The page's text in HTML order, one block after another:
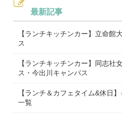
最新記事
【ランチキッチンカー】立命
ス
【ランチキッチンカー】同志
ス・今出川キャンパス
【ランチ＆カフェタイム&休日
一覧